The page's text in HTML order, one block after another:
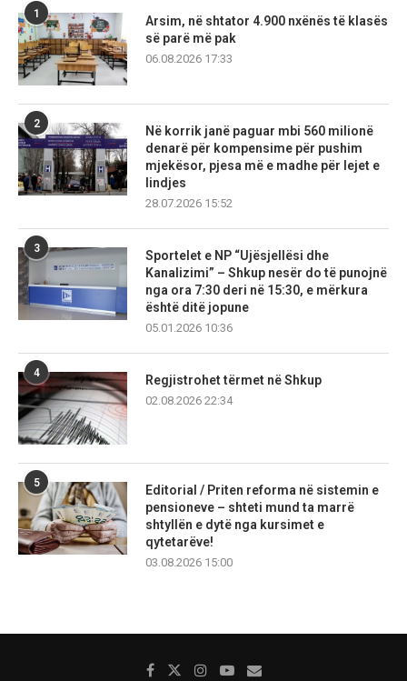
1
Arsim, në shtator 4.900 nxënës të klasës
së parë më pak
06.08.2026 17:33
2
Në korrik janë paguar mbi 560 milionë
denarë për kompensime për pushim
mjekësor, pjesa më e madhe për lejet e
lindjes
28.07.2026 15:52
3
Sportelet e NP “Ujësjellësi dhe
Kanalizimi” – Shkup nesër do të punojnë
nga ora 7:30 deri në 15:30, e mërkura
është ditë jopune
05.01.2026 10:36
4
Regjistrohet tërmet në Shkup
02.08.2026 22:34
5
Editorial / Priten reforma në sistemin e
pensioneve – shteti mund ta marrë
shtyllën e dytë nga kursimet e
qytetarëve!
03.08.2026 15:00